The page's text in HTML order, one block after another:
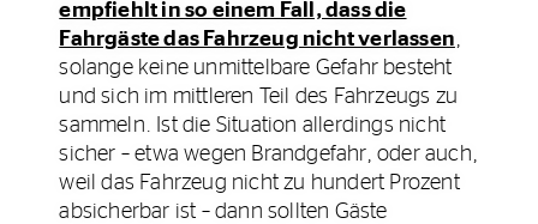
empfiehlt in so einem Fall, dass die
Fahrgäste das Fahrzeug nicht verlassen,
solange keine unmittelbare Gefahr besteht
und sich im mittleren Teil des Fahrzeugs zu
sammeln. Ist die Situation allerdings nicht
sicher – etwa wegen Brandgefahr, oder auch,
weil das Fahrzeug nicht zu hundert Prozent
absicherbar ist – dann sollten Gäste